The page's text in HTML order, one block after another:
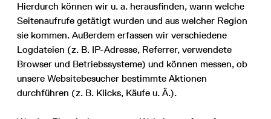
Hierdurch können wir u. a. herausfinden, wann welche
Seitenaufrufe getätigt wurden und aus welcher Region
sie kommen. Außerdem erfassen wir verschiedene
Logdateien (z. B. IP-Adresse, Referrer, verwendete
Browser und Betriebssysteme) und können messen, ob
unsere Websitebesucher bestimmte Aktionen
durchführen (z. B. Klicks, Käufe u. Ä.).